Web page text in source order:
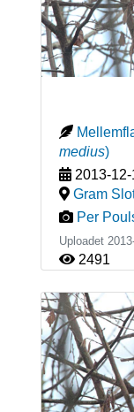
medius)
2013-12-
Gram
Per
Uploadet
2491